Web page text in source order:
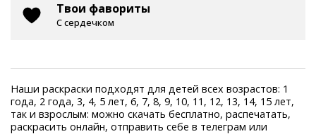
Твои фавориты
С сердечком
Наши раскраски подходят для детей всех возрастов: 1
года, 2 года, 3, 4, 5 лет, 6, 7, 8, 9, 10, 11, 12, 13, 14, 15 лет,
так и взрослым: можно скачать бесплатно, распечатать,
раскрасить онлайн, отправить себе в телеграм или